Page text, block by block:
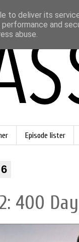
Episode lister
400
to deliver its
and
abuse.